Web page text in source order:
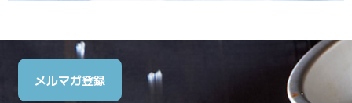
メルマガ登録